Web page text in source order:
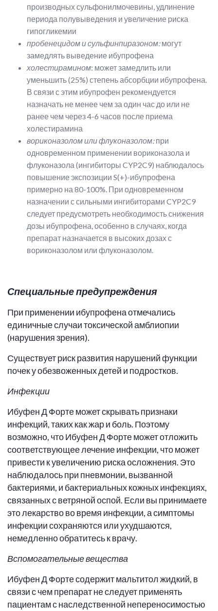
производных сульфонилмочевины, удлинение
периода полувыведения и увеличение риска
гипогликемии
пробенецидом и сульфинпиразоном:могут
замедлять выведение ибупрофена
холестирамином: может замедлить или
уменьшить (25%) степень абсорбции ибупрофена.
В связи с этим ибупрофен рекомендуется
назначать не менее чем за один час до или не
ранее чем через 4-6 часов после приема
холестирамина
вориконазолом или флуконазолом:при
одновременном применении вориконазола и
флуконазола (ингибиторы CYP2C9) наблюдалось
повышение экспозиции S(+)-ибупрофена
примерно на 80-100%. При одновременном
назначении с сильными ингибиторами CYP2C9
следует предусмотреть необходимость снижения
дозы ибупрофена, особенно в случаях, когда
препарат назначается в высоких дозах с
вориконазолом или флуконазолом.
Специальные предупреждения
При применении ибупрофена отмечались
единичные случаи токсической амблиопии
(нарушения зрения).
Существует риск развития нарушений функции
почек у обезвоженных детей и подростков.
Инфекции
Ибуфен Д Форте может скрывать признаки
инфекций, таких как жар и боль. Поэтому
возможно, что Ибуфен Д Форте может отложить
соответствующее лечение инфекции, что может
привести к увеличению риска осложнения. Это
наблюдалось при пневмонии, вызванной
бактериями, и бактериальных кожных инфекциях,
связанных с ветряной оспой. Если вы принимаете
это лекарство во время инфекции, а симптомы
инфекции сохраняются или ухудшаются,
немедленно обратитесь к врачу.
Вспомогательные вещества
Ибуфен Д Форте содержит мальтитол жидкий, в
связи с чем препарат не следует применять
пациентам с наследственной непереносимостью